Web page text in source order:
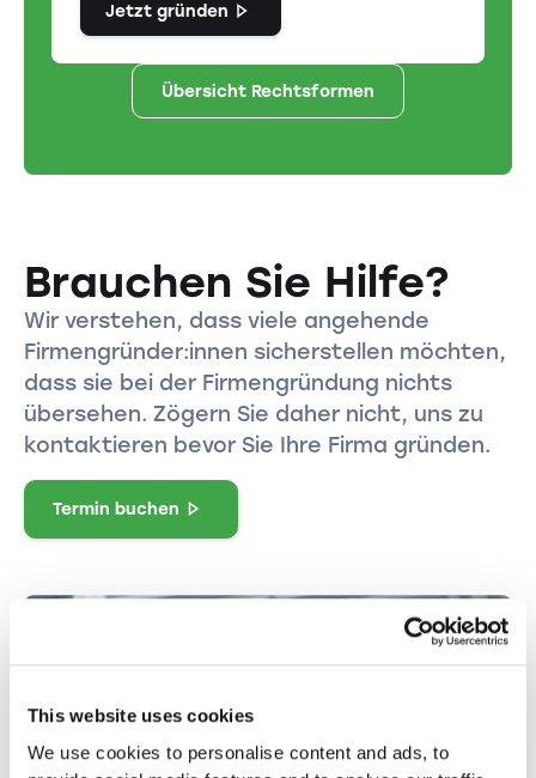
This website uses cookies
We use cookies to personalise content and ads, to
Jetzt gründen
Übersicht Rechtsformen
Brauchen Sie Hilfe?
Wir verstehen, dass viele angehende
Firmengründer:innen sicherstellen möchten,
dass sie bei der Firmengründung nichts
übersehen. Zögern Sie daher nicht, uns zu
kontaktieren bevor Sie Ihre Firma gründen.
Termin buchen